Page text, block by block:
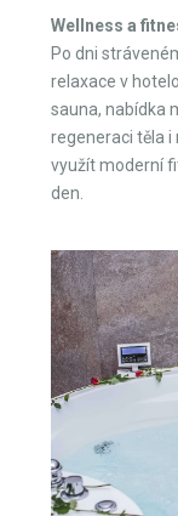
Wellness a
Po dni
relaxace v
sauna, nabídka
regeneraci těla i
využít moderní
den.